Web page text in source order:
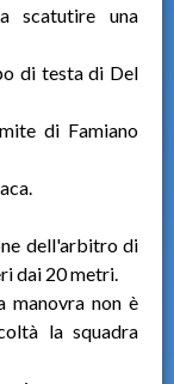
scatutire una
di testa di Del
di Famiano
dell'arbitro di
dai 20 metri.
manovra non è
la squadra